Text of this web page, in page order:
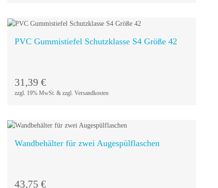
PVC Gummistiefel Schutzklasse S4 Größe 42
31,39 €
zzgl. 19% MwSt. & zzgl. Versandkosten
Wandbehälter für zwei Augespülflaschen
43,75 €